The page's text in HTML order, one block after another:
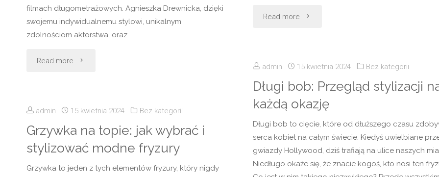
Rossmannie"
Read more "Anna
Sukcesu"
filmach długometrażowych. Agnieszka Drewnicka, dzięki
swojemu indywidualnemu stylowi, unikalnym
zdolnościom aktorstwa, oraz …
Read more "Agnieszka
Polskiego
Teatru
i
admin 15 kwietnia 2024 Bez kategorii
Długi bob: Przegląd stylizacji
każdą okazję
Długi bob to cięcie, które od dłuższego czasu
serca kobiet na całym świecie. Kiedyś uwielbiane
gwiazdy Hollywood, dziś trafiają na ulice naszych
Niedługo okaże się, że znacie kogoś, kto nosi ten
admin 15 kwietnia 2024 Bez kategorii
Grzywka na topie: jak wybrać i
stylizować modne fryzury
Grzywka to jeden z tych elementów fryzury, który nigdy